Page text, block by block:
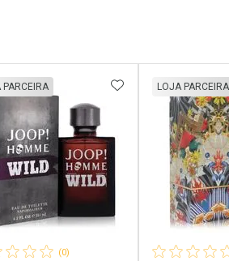
AOS FAVORITOS
(0)
PARCEIRA ADICIONAR AOS
LOJA PARCEIRA